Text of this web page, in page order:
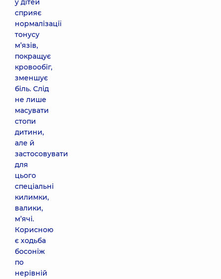
у дітей
сприяє
нормалізації
тонусу
м’язів,
покращує
кровообіг,
зменшує
біль. Слід
не лише
масувати
стопи
дитини,
але й
застосовувати
для
цього
спеціальні
килимки,
валики,
м’ячі.
Корисною
є ходьба
босоніж
по
нерівній